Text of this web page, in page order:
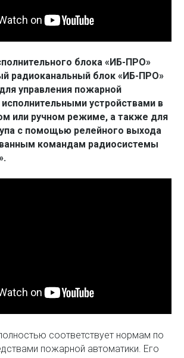
блока «ИБ-ПРО»
радиоканальный блок «ИБ-ПРО»
управления пожарной
устройствами в
или ручном режиме, а также для
с помощью релейного выхода
командам радиосистемы
соответствует нормам по
пожарной автоматики. Его